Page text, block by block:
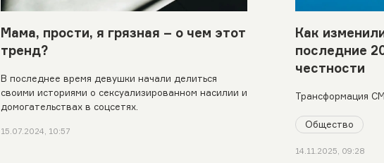
Мама, прости, я грязная – о чем этот
тренд?
В последнее время девушки начали делиться
своими историями о сексуализированном насилии и
домогательствах в соцсетях.
15.07.2024, 10:57
Как
последние
честности
Трансформация
Общество
14.11.2025, 09:28